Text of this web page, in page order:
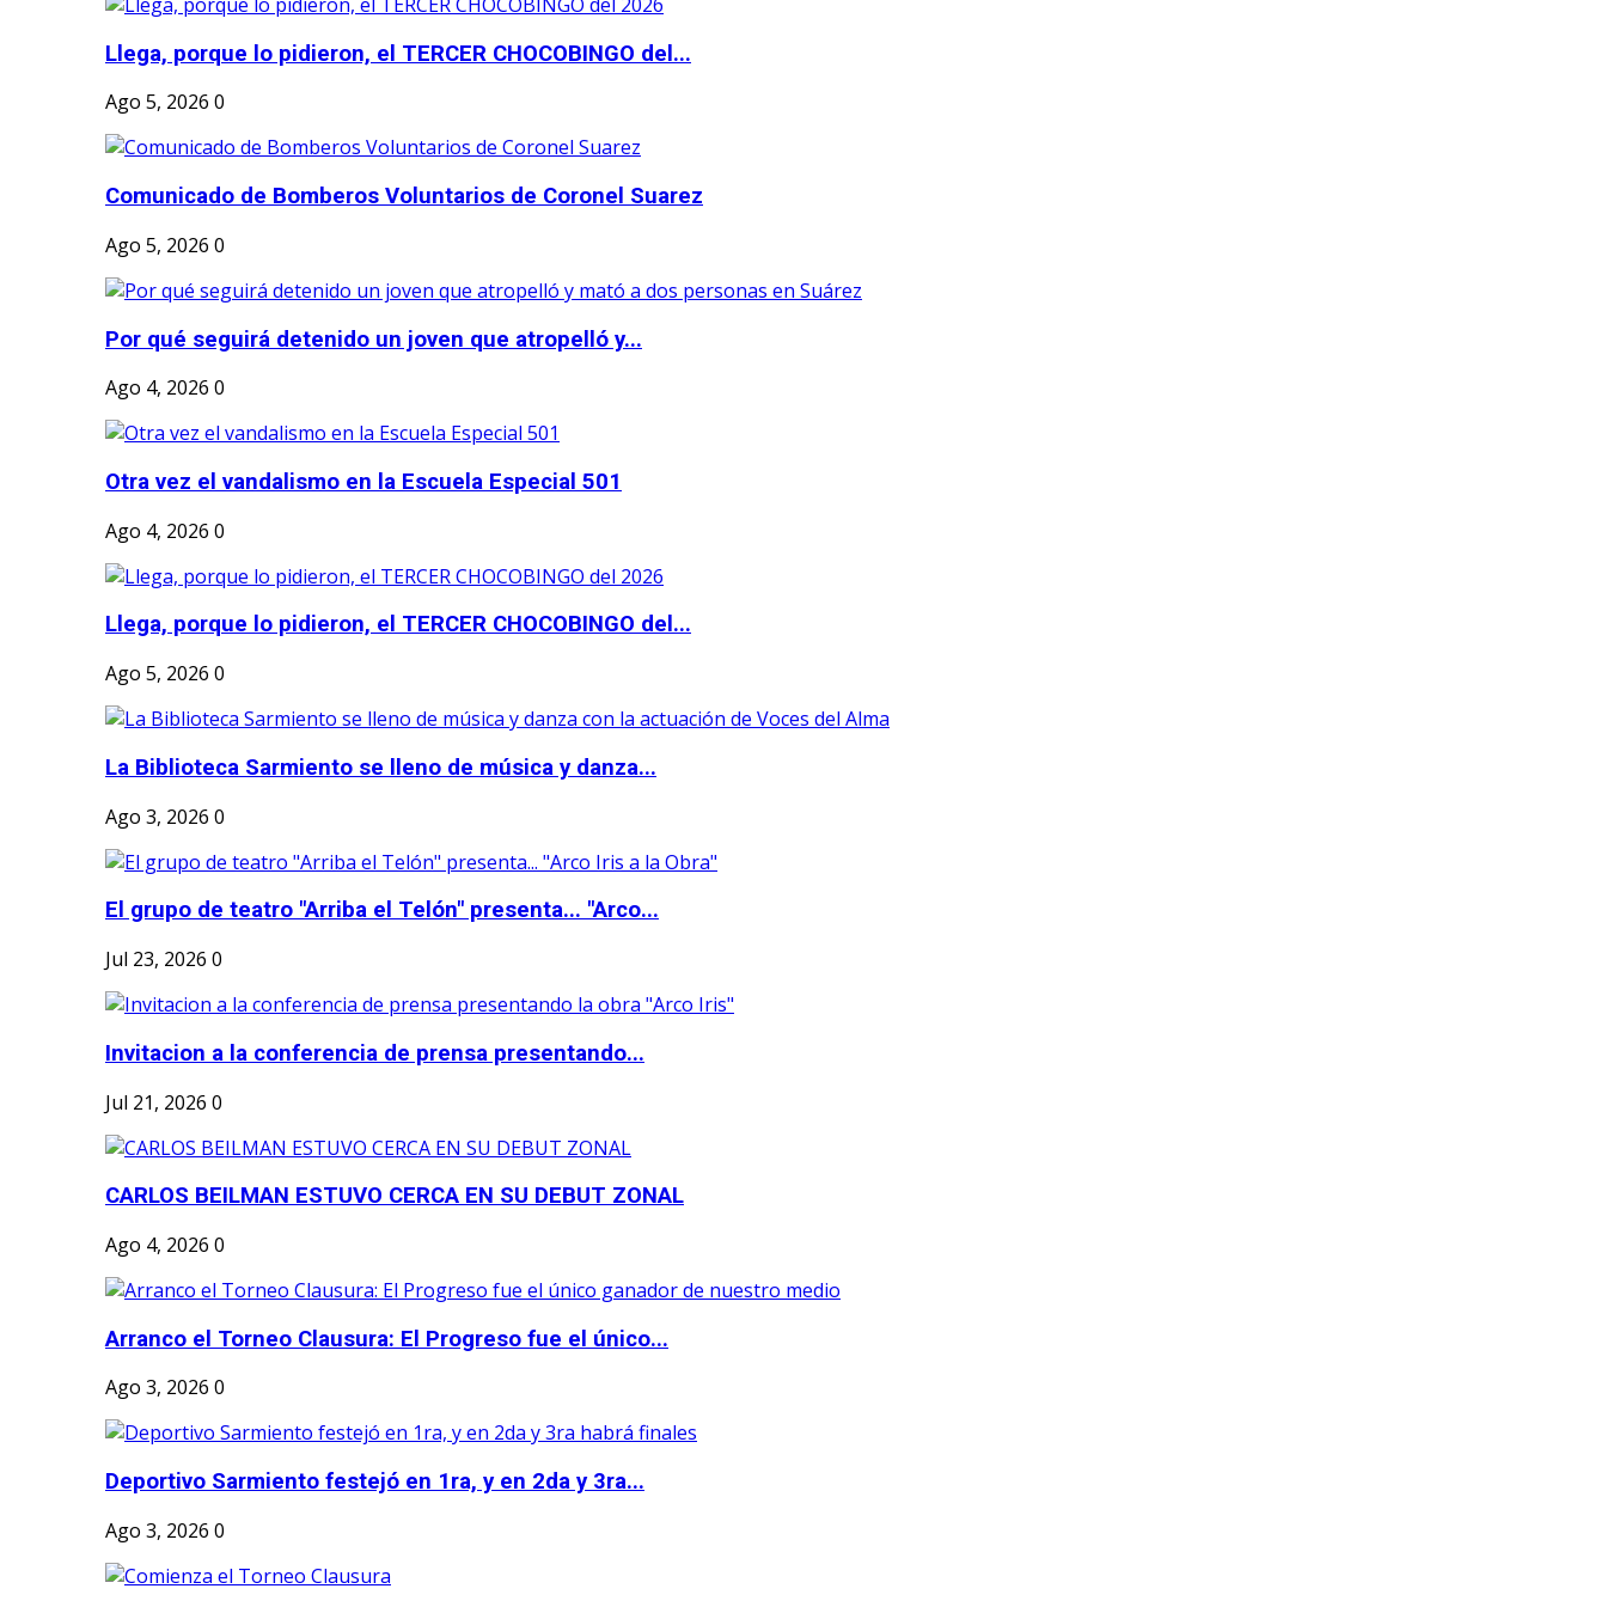
Llega, porque lo pidieron, el TERCER CHOCOBINGO del...
Ago 5, 2026 0
Comunicado de Bomberos Voluntarios de Coronel Suarez
Ago 5, 2026 0
Por qué seguirá detenido un joven que atropelló y...
Ago 4, 2026 0
Otra vez el vandalismo en la Escuela Especial 501
Ago 4, 2026 0
Llega, porque lo pidieron, el TERCER CHOCOBINGO del...
Ago 5, 2026 0
La Biblioteca Sarmiento se lleno de música y danza...
Ago 3, 2026 0
El grupo de teatro "Arriba el Telón" presenta... "Arco...
Jul 23, 2026 0
Invitacion a la conferencia de prensa presentando...
Jul 21, 2026 0
CARLOS BEILMAN ESTUVO CERCA EN SU DEBUT ZONAL
Ago 4, 2026 0
Arranco el Torneo Clausura: El Progreso fue el único...
Ago 3, 2026 0
Deportivo Sarmiento festejó en 1ra, y en 2da y 3ra...
Ago 3, 2026 0